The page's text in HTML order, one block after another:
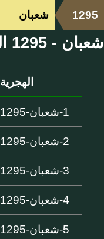
1295 شعبان
شعبان - 1295 الهجرية
الهجرية
1-شعبان-1295
2-شعبان-1295
3-شعبان-1295
4-شعبان-1295
5-شعبان-1295